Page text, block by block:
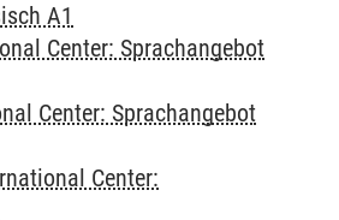
A1
Center: Sprachangebot
Center: Sprachangebot
Center: